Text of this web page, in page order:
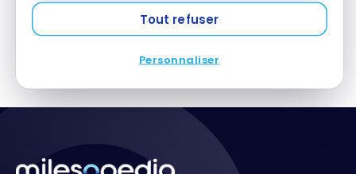
Tout refuser
Personnaliser
Bonvoy